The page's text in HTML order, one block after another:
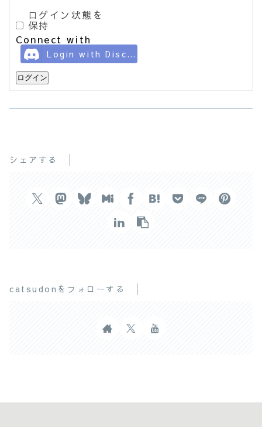
ログイン状態を
保持
Connect with
Login with Discord
ログイン
シェアする
catsudonをフォローする